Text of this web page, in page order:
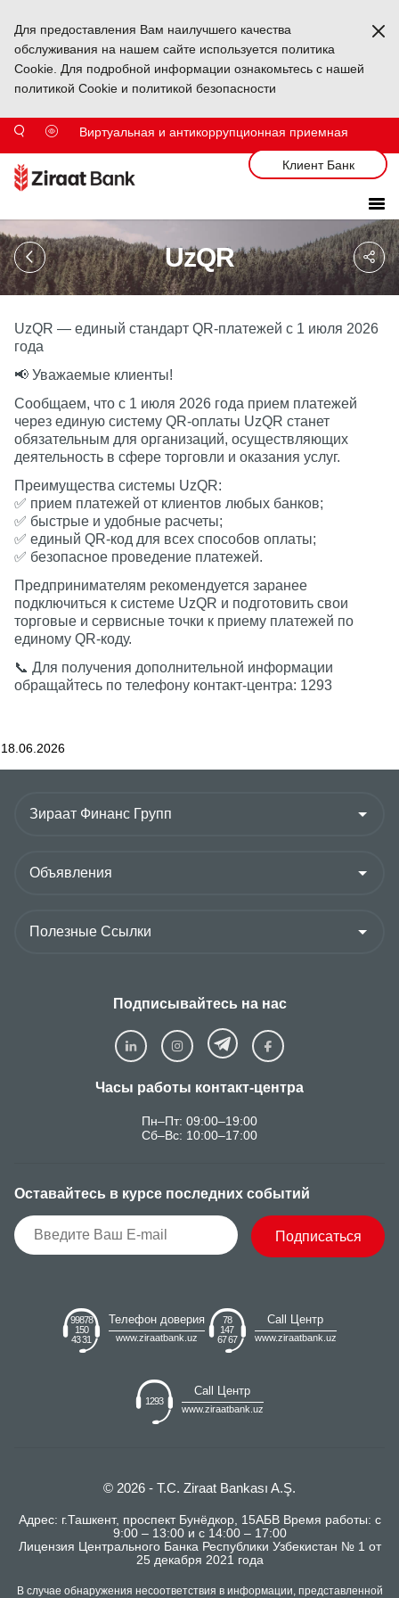
Для предоставления Вам наилучшего качества
обслуживания на нашем сайте используется политика
Cookie. Для подробной информации ознакомьтесь с нашей
политикой Cookie и политикой безопасности
Виртуальная и антикоррупционная приемная
Клиент Банк
UzQR
UzQR — единый стандарт QR-платежей с 1 июля 2026
года
📢 Уважаемые клиенты!
Сообщаем, что с 1 июля 2026 года прием платежей
через единую систему QR-оплаты UzQR станет
обязательным для организаций, осуществляющих
деятельность в сфере торговли и оказания услуг.
Преимущества системы UzQR:
✅ прием платежей от клиентов любых банков;
✅ быстрые и удобные расчеты;
✅ единый QR-код для всех способов оплаты;
✅ безопасное проведение платежей.
Предпринимателям рекомендуется заранее
подключиться к системе UzQR и подготовить свои
торговые и сервисные точки к приему платежей по
единому QR-коду.
📞 Для получения дополнительной информации
обращайтесь по телефону контакт-центра: 1293
18.06.2026
Подписывайтесь на нас
Часы работы контакт-центра
Пн–Пт: 09:00–19:00
Сб–Вс: 10:00–17:00
Оставайтесь в курсе последних событий
Подписаться
99878
150
43 31
Телефон доверия
www.ziraatbank.uz
78
147
67 67
Call Центр
www.ziraatbank.uz
1293
Call Центр
www.ziraatbank.uz
© 2026 - T.C. Ziraat Bankası A.Ş.
Адрес: г.Ташкент, проспект Бунёдкор, 15АБВ Время работы: с
9:00 – 13:00 и с 14:00 – 17:00
Лицензия Центрального Банка Республики Узбекистан № 1 от
25 декабря 2021 года
В случае обнаружения несоответствия в информации, представленной